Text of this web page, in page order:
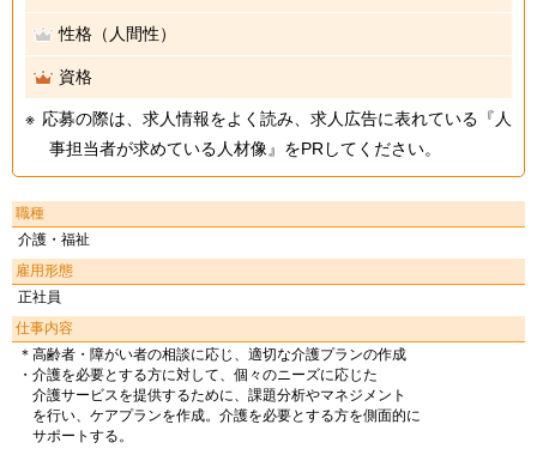
性格（人間性）
資格
応募の際は、求人情報をよく読み、求人広告に表れている『人
事担当者が求めている人材像』をPRしてください。
職種
介護・福祉
雇用形態
正社員
仕事内容
＊高齢者・障がい者の相談に応じ、適切な介護プランの作成
・介護を必要とする方に対して、個々のニーズに応じた
介護サービスを提供するために、課題分析やマネジメント
を行い、ケアプランを作成。介護を必要とする方を側面的に
サポートする。